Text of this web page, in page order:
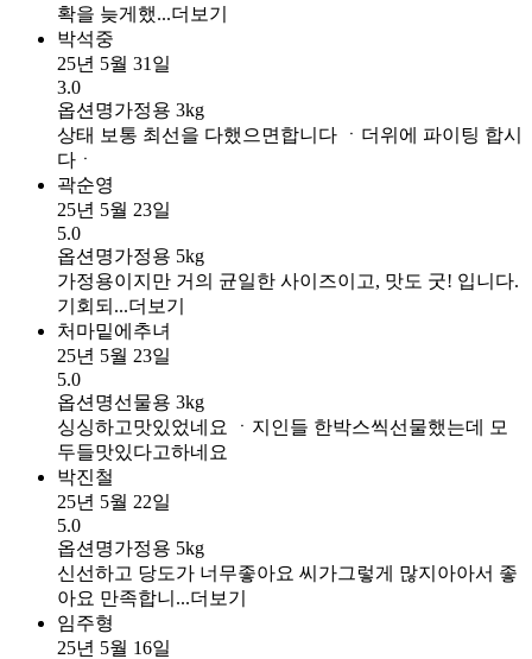
확을 늦게했...더보기
박석중
25년 5월 31일
3.0
옵션명가정용 3kg
상태 보통 최선을 다했으면합니다 ㆍ더위에 파이팅 합시
다ㆍ
곽순영
25년 5월 23일
5.0
옵션명가정용 5kg
가정용이지만 거의 균일한 사이즈이고, 맛도 굿! 입니다.
기회되...더보기
처마밑에추녀
25년 5월 23일
5.0
옵션명선물용 3kg
싱싱하고맛있었네요 ㆍ지인들 한박스씩선물했는데 모
두들맛있다고하네요
박진철
25년 5월 22일
5.0
옵션명가정용 5kg
신선하고 당도가 너무좋아요 씨가그렇게 많지아아서 좋
아요 만족합니...더보기
임주형
25년 5월 16일